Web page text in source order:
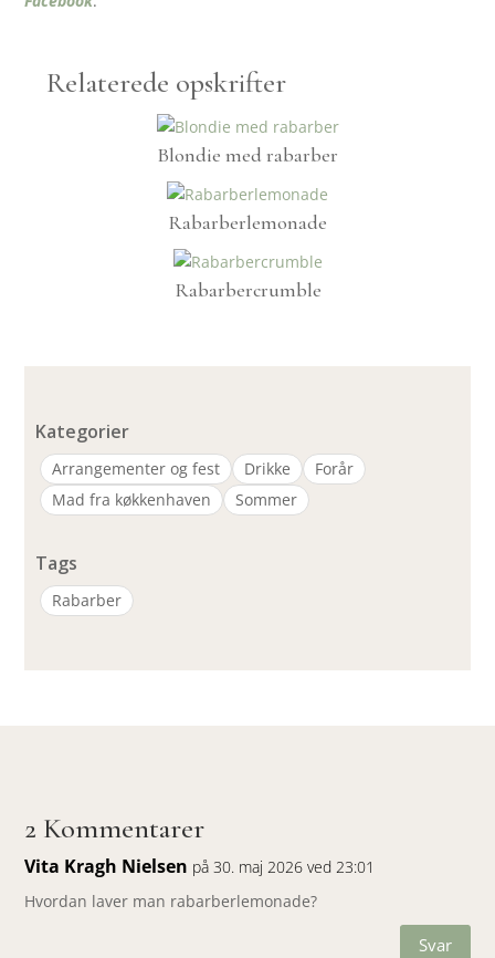
Relaterede opskrifter
Blondie med rabarber
Rabarberlemonade
Rabarbercrumble
Kategorier
Arrangementer og fest Drikke
Forår
Mad fra køkkenhaven
Sommer
Tags
Rabarber
2 Kommentarer
Vita Kragh Nielsen på 30. maj 2026 ved 23:01
Hvordan laver man rabarberlemonade?
Svar